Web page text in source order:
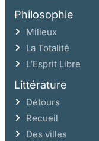
Philosophie
Milieux
La Totalité
L’Esprit Libre
Littérature
Détours
Recueil
Des villes